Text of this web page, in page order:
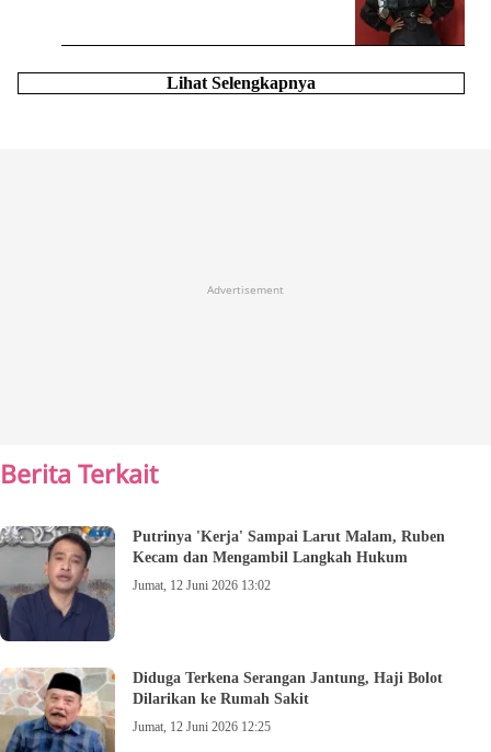
Lihat Selengkapnya
Advertisement
Berita Terkait
Putrinya 'Kerja' Sampai Larut Malam, Ruben
Kecam dan Mengambil Langkah Hukum
Jumat, 12 Juni 2026 13:02
Diduga Terkena Serangan Jantung, Haji Bolot
Dilarikan ke Rumah Sakit
Jumat, 12 Juni 2026 12:25